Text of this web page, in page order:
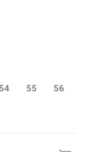
54 55
56